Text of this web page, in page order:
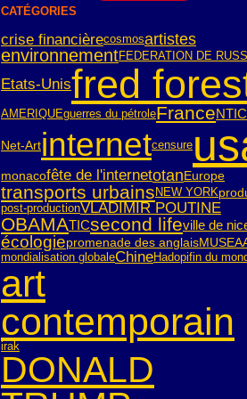
CATÉGORIES
crise financièrecosmosartistes
environnementFEDERATION DE
Etats-Unisfred
AMERIQUEguerres du pétroleFranceNTIC
Net-Artinternetcensure
monacofête de l'internetotanEurope
transports urbains NEW YORK
post-productionVLADIMIR POUTINE
OBAMATICsecond lifeville de
écologiepromenade des anglais
mondialisation globaleChineHadopifin du
art
contemporain
irak
DONALD